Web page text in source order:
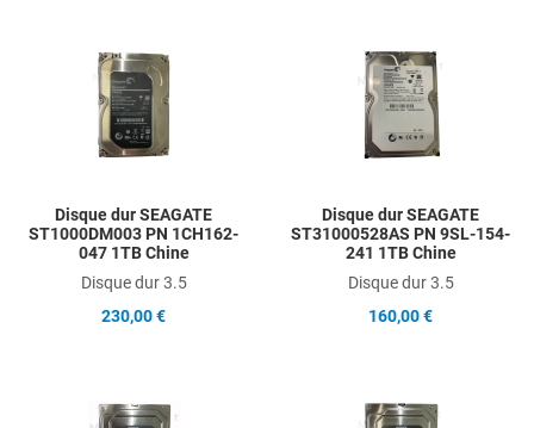
Add to Compare
Disque dur SEAGATE
ST1000DM003 PN 1CH162-
047 1TB Chine
Disque dur 3.5
230,00 €
Disque dur SEAGATE
ST31000528AS PN 9SL-154-
241 1TB Chine
Disque dur 3.5
160,00 €